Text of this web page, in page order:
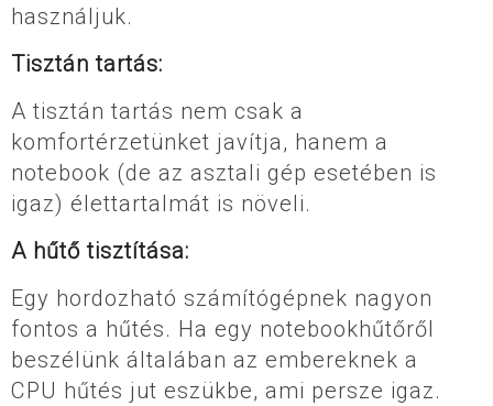
használjuk.
Tisztán tartás:
A tisztán tartás nem csak a
komfortérzetünket javítja, hanem a
notebook (de az asztali gép esetében is
igaz) élettartalmát is növeli.
A hűtő tisztítása:
Egy hordozható számítógépnek nagyon
fontos a hűtés. Ha egy notebookhűtőről
beszélünk általában az embereknek a
CPU hűtés jut eszükbe, ami persze igaz.